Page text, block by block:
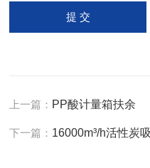
上一篇： PP酸计量箱扶余
下一篇： 16000m³/h活性炭